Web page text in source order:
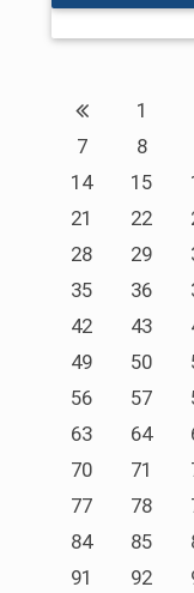
1
7
8
14
15
21
22
28
29
35
36
42
43
49
50
56
57
63
64
70
71
77
78
84
85
91
92